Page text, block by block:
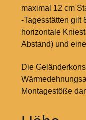
maximal 12 cm
-Tagesstätten gilt
horizontale
Abstand) und
Die
Montagestöße